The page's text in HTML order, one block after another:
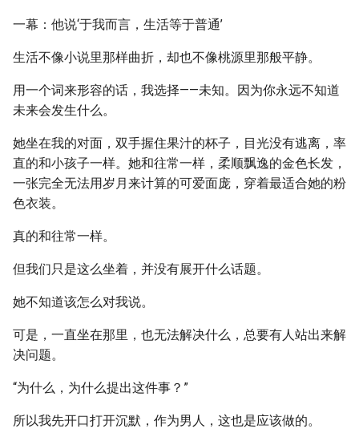
一幕：他说‘于我而言，生活等于普通’
生活不像小说里那样曲折，却也不像桃源里那般平静。
用一个词来形容的话，我选择——未知。因为你永远不知道
未来会发生什么。
她坐在我的对面，双手握住果汁的杯子，目光没有逃离，率
直的和小孩子一样。她和往常一样，柔顺飘逸的金色长发，
一张完全无法用岁月来计算的可爱面庞，穿着最适合她的粉
色衣装。
真的和往常一样。
但我们只是这么坐着，并没有展开什么话题。
她不知道该怎么对我说。
可是，一直坐在那里，也无法解决什么，总要有人站出来解
决问题。
“为什么，为什么提出这件事？”
所以我先开口打开沉默，作为男人，这也是应该做的。